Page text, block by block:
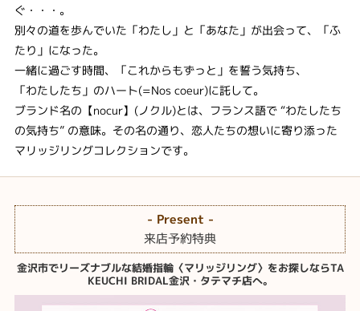
ぐ・・・。
別々の道を歩んでいた「わたし」と「あなた」が出会って、「ふ
たり」になった。
一緒に過ごす時間、「これからもずっと」を誓う気持ち、
「わたしたち」のハート(=Nos coeur)に託して。
ブランド名の【nocur】(ノクル)とは、フランス語で “わたしたち
の気持ち” の意味。その名の通り、恋人たちの想いに寄り添った
マリッジリングコレクションです。
- Present -
来店予約特典
金沢市でリーズナブルな結婚指輪〈マリッジリング〉をお探しならTA
KEUCHI BRIDAL金沢・タテマチ店へ。